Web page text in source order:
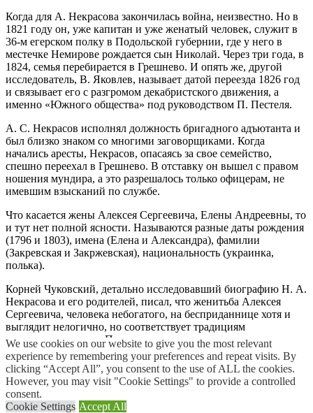
Когда для А. Некрасова закончилась война, неизвестно. Но в
1821 году он, уже капитан и уже женатый человек, служит в
36-м егерском полку в Подольской губернии, где у него в
местечке Немирове рождается сын Николай. Через три года, в
1824, семья перебирается в Грешнево. И опять же, другой
исследователь, В. Яковлев, называет датой переезда 1826 год
и связывает его с разгромом декабристского движения, а
именно «Южного общества» под руководством П. Пестеля.
А. С. Некрасов исполнял должность бригадного адъютанта и
был близко знаком со многими заговорщиками. Когда
начались аресты, Некрасов, опасаясь за свое семейство,
спешно переехал в Грешнево. В отставку он вышел с правом
ношения мундира, а это разрешалось только офицерам, не
имевшим взысканий по службе.
Что касается жены Алексея Сергеевича, Елены Андреевны, то
и тут нет полной ясности. Называются разные даты рождения
(1796 и 1803), имена (Елена и Александра), фамилии
(Закревская и Закржевская), национальность (украинка,
полька).
Корней Чуковский, детально исследовавший биографию Н. А.
Некрасова и его родителей, писал, что женитьба Алексея
Сергеевича, человека небогатого, на бесприданнице хотя и
выглядит нелогично, но соответствует традициям
некрасовского рода. Почти все его представители женились
на бедных девушках, а то и крепостных. Он же первый
написал о том, что никакого похищения не было, в 1817 году
состоялась традиционная свадьба и венчание.
В семье один за другим родились дети, третьим был Николай.
We use cookies on our website to give you the most relevant
experience by remembering your preferences and repeat visits. By
clicking “Accept All”, you consent to the use of ALL the cookies.
However, you may visit "Cookie Settings" to provide a controlled
consent.
Cookie Settings Accept All